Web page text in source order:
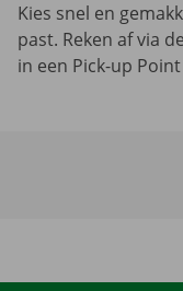
Kies snel en
past. Reken af via
in een Pick-up